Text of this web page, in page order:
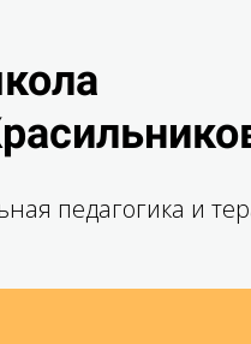
педагогика и